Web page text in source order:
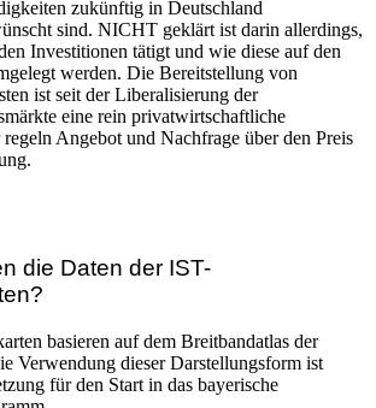
zukünftig in Deutschland
sind. NICHT geklärt ist darin allerdings,
Investitionen tätigt und wie diese auf den
werden. Die Bereitstellung von
ist seit der Liberalisierung der
eine rein privatwirtschaftliche
Angebot und Nachfrage über den Preis
die Daten der IST-
basieren auf dem Breitbandatlas der
Verwendung dieser Darstellungsform ist
für den Start in das bayerische